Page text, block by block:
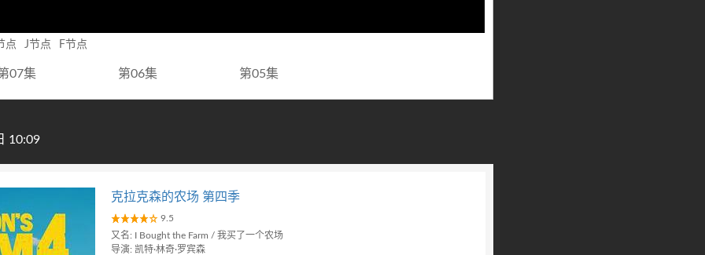
点 J节点 F节点
07集 第06集 第05集
10:09
克拉克森的农场 第四季
9.5
又名: I Bought the Farm / 我买了一个农场
导演: 凯特·林奇·罗宾森